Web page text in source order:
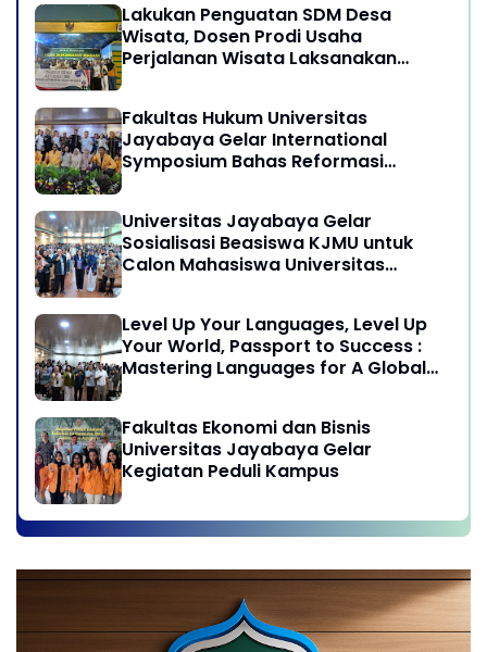
Lakukan Penguatan SDM Desa
Wisata, Dosen Prodi Usaha
Perjalanan Wisata Laksanakan
Sukamandi Masagi - Kabupaten
Subang, Jawa Barat
Fakultas Hukum Universitas
Jayabaya Gelar International
Symposium Bahas Reformasi
Universitas Jayabaya Gelar
Sosialisasi Beasiswa KJMU untuk
Calon Mahasiswa Universitas
Level Up Your Languages, Level Up
Your World, Passport to Success :
Mastering Languages for A Global
Fakultas Ekonomi dan Bisnis
Universitas Jayabaya Gelar
Kegiatan Peduli Kampus